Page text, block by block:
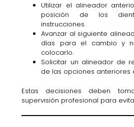
Utilizar el alineador
posición de los
instrucciones.
Avanzar al siguiente
días para el cambio y
colocarlo.
Solicitar un alineador de
de las opciones anteriores
Estas decisiones deben
supervisión profesional para